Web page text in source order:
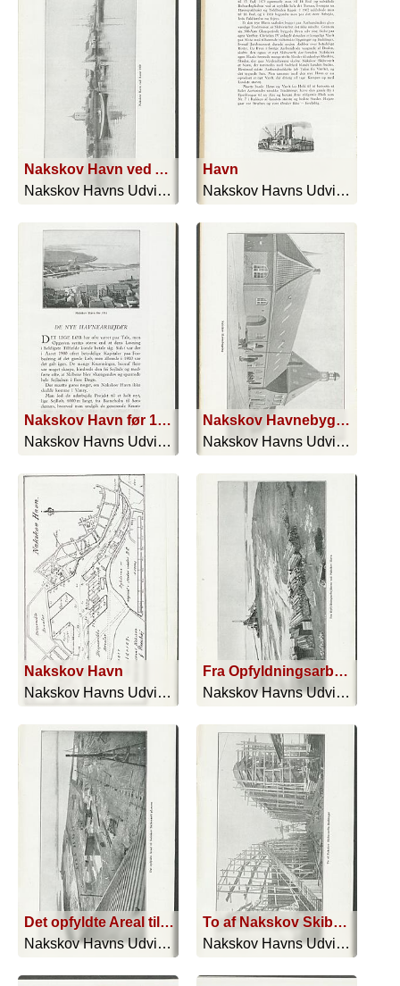
Nakskov Havn ved Aaret 1900
Nakskov Havns Udvidelse 1914-1919 - 1919
Havn
Nakskov Havns Udvidelse 1914-1919 - 1919
Nakskov Havn før 1914
Nakskov Havns Udvidelse 1914-1919 - 1919
Nakskov Havnebygning
Nakskov Havns Udvidelse 1914-1919 - 1919
Nakskov Havn
Nakskov Havns Udvidelse 1914-1919 - 1919
Fra Opfyldningsarbejderne ved Nakskov Havn
Nakskov Havns Udvidelse 1914-1919 - 1919
Det opfyldte Areal til Nakskov Skibsværft planeres
Nakskov Havns Udvidelse 1914-1919 - 1919
To af Nakskov Skibsværfts Beddinger
Nakskov Havns Udvidelse 1914-1919 - 1919